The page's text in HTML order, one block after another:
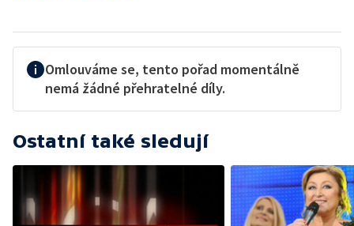
Omlouváme se, tento pořad momentálně
nemá žádné přehratelné díly.
Ostatní také sledují